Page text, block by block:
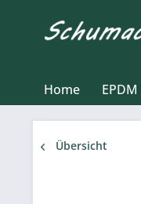
Home
Übersicht